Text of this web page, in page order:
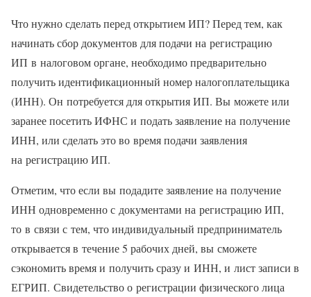
Что нужно сделать перед открытием ИП? Перед тем, как
начинать сбор документов для подачи на регистрацию
ИП в налоговом органе, необходимо предварительно
получить идентификационный номер налогоплательщика
(ИНН). Он потребуется для открытия ИП. Вы можете или
заранее посетить ИФНС и подать заявление на получение
ИНН, или сделать это во время подачи заявления
на регистрацию ИП.
Отметим, что если вы подадите заявление на получение
ИНН одновременно с документами на регистрацию ИП,
то в связи с тем, что индивидуальный предприниматель
открывается в течение 5 рабочих дней, вы сможете
сэкономить время и получить сразу и ИНН, и лист записи в
ЕГРИП. Свидетельство о регистрации физического лица